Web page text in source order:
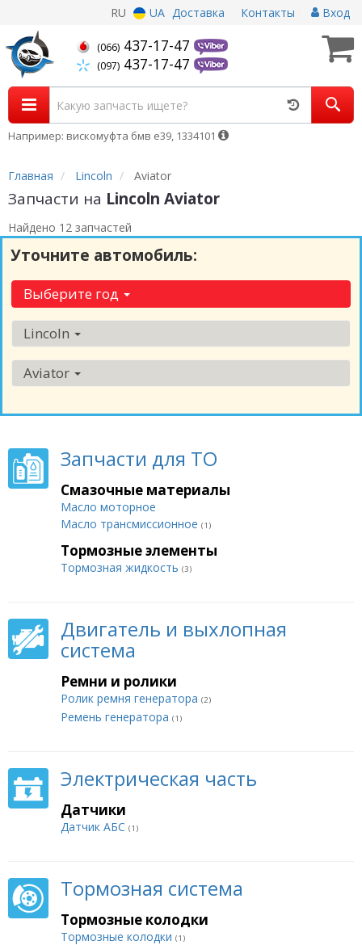
RU UA Доставка Контакты Вход
(066) 437-17-47
(097) 437-17-47
Например: вискомуфта бмв е39, 1334101
Главная Lincoln Aviator
Запчасти на Lincoln Aviator
Найдено 12 запчастей
Уточните автомобиль:
Выберите год
Lincoln
Aviator
Запчасти для ТО
Смазочные материалы
Масло моторное
Масло трансмиссионное (1)
Тормозные элементы
Тормозная жидкость (3)
Двигатель и выхлопная
система
Ремни и ролики
Ролик ремня генератора (2)
Ремень генератора (1)
Электрическая часть
Датчики
Датчик АБС (1)
Тормозная система
Тормозные колодки
Тормозные колодки (1)